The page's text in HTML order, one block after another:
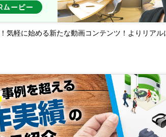
気軽に始める新たな動画コンテンツ！よりリア